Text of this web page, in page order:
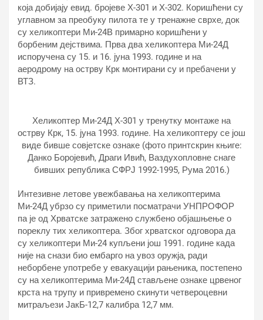
која добијају евид. бројеве Х-301 и Х-302. Коришћени су
углавном за преобуку пилота те у тренажне сврхе, док
су хеликоптери Ми-24В примарно коришћени у
борбеним дејствима. Прва два хеликоптера Ми-24Д
испоручена су 15. и 16. јуна 1993. године и на
аеродрому на острву Крк монтирани су и пребачени у
ВТЗ.
Хеликоптер Ми-24Д Х-301 у тренутку монтаже на
острву Крк, 15. јуна 1993. године. На хеликоптеру се још
виде бивше совјетске ознаке (фото принтскрин књиге:
Данко Боројевић, Драги Ивић, Ваздухопловне снаге
бивших република СФРЈ 1992-1995, Рума 2016.)
Интезивне летове увежбавања на хеликоптерима
Ми-24Д убрзо су приметили посматрачи УНПРОФОР
па је од Хрватске затражено службено објашњење о
пореклу тих хеликоптера. Због хрватског одговора да
су хеликоптери Ми-24 купљени још 1991. године када
није на снази био ембарго на увоз оружја, ради
неборбене употребе у евакуацији рањеника, постепено
су на хеликоптерима Ми-24Д стављене ознаке црвеног
крста на трупу и привремено скинути четвероцевни
митраљези ЈакБ-12,7 калибра 12,7 мм.